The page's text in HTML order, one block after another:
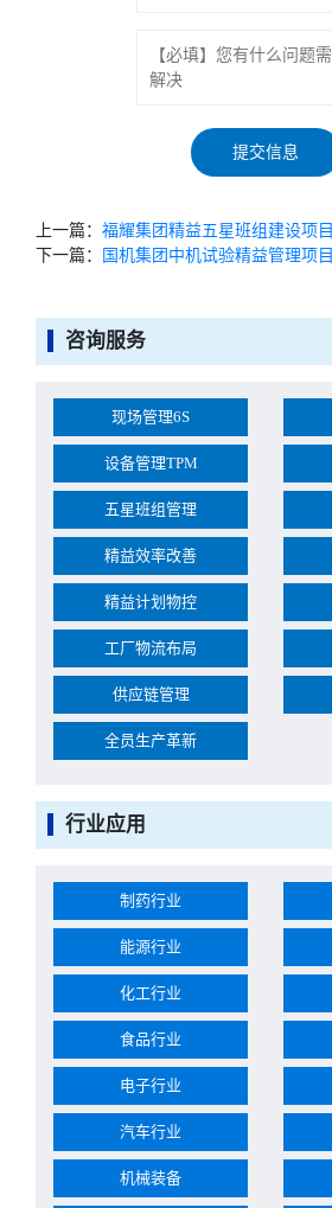
上一篇： 福耀集团精益五星班组建设项目
下一篇：
国机集团中机试验精益管理项目
咨询服务
现场管理6S
设备管理TPM
五星班组管理
精益效率改善
精益计划物控
工厂物流布局
供应链管理
全员生产革新
行业应用
制药行业
能源行业
化工行业
食品行业
电子行业
汽车行业
机械装备